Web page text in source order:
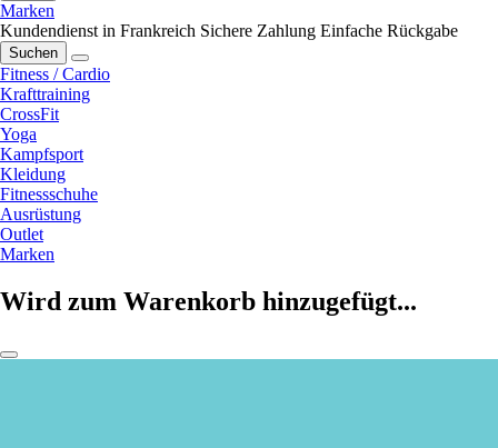
Marken
Kundendienst in Frankreich Sichere Zahlung Einfache Rückgabe
Suchen
Fitness / Cardio
Krafttraining
CrossFit
Yoga
Kampfsport
Kleidung
Fitnessschuhe
Ausrüstung
Outlet
Marken
Wird zum Warenkorb hinzugefügt...